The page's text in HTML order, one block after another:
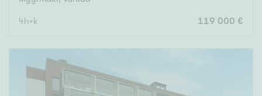
4h+k 119 000 €